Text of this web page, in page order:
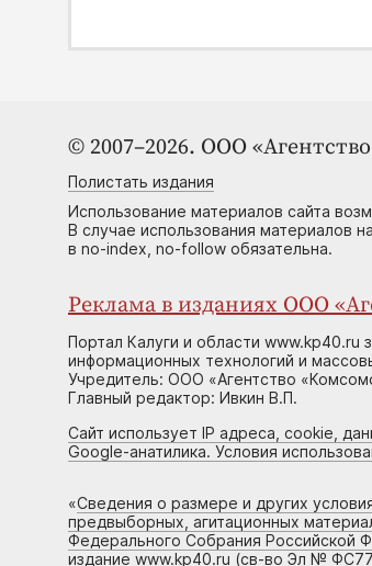
© 2007–2026. ООО
Полистать издания
Использование материалов сайта
В случае использования материалов
в no-index, no-follow обязательна.
Реклама в изданиях ООО
Портал Калуги и области
информационных технологий и
Учредитель: ООО «Агентство
Главный редактор: Ивкин В.П.
Сайт использует IP адреса, cookie,
Google-анатилика. Условия
«Сведения о размере и других
предвыборных, агитационных
Федерального Собрания Российской
издание www.kp40.ru (св-во Эл №